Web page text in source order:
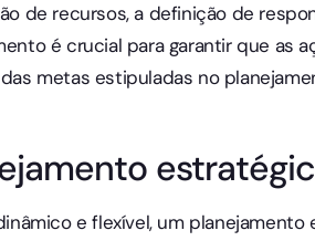
de recursos, a definição de
é crucial para garantir que as
metas estipuladas no
e flexível, um